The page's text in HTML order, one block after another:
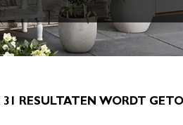
31 RESULTATEN WORDT